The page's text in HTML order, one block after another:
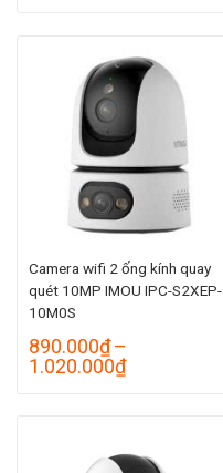
đến
1.455.000₫
Camera wifi 2 ống kính quay
quét 10MP IMOU IPC-S2XEP-
10M0S
890.000₫ –
1.020.000₫Khoảng
giá:
1.020.000₫